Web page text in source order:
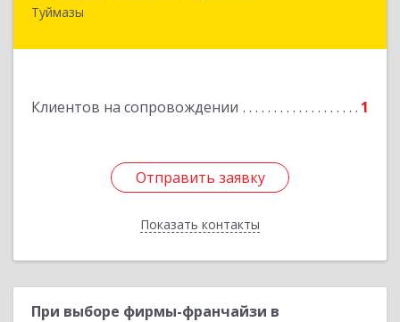
Туймазы
Клиентов на сопровождении 1
Отправить заявку
Показать контакты
Подробнее
Отправить заявку
Назад
При выборе фирмы-франчайзи в